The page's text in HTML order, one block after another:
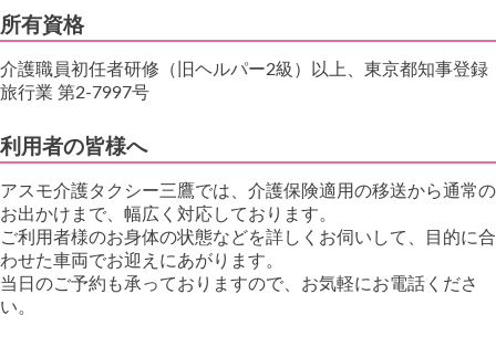
所有資格
介護職員初任者研修（旧ヘルパー2級）以上、東京都知事登録
旅行業 第2-7997号
利用者の皆様へ
アスモ介護タクシー三鷹では、介護保険適用の移送から通常の
お出かけまで、幅広く対応しております。
ご利用者様のお身体の状態などを詳しくお伺いして、目的に合
わせた車両でお迎えにあがります。
当日のご予約も承っておりますので、お気軽にお電話くださ
い。